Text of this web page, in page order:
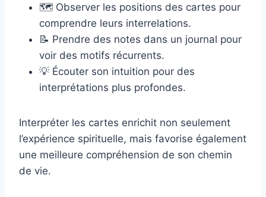
🗺️ Observer les positions des cartes pour
comprendre leurs interrelations.
📝 Prendre des notes dans un journal pour
voir des motifs récurrents.
💡 Écouter son intuition pour des
interprétations plus profondes.
Interpréter les cartes enrichit non seulement
l’expérience spirituelle, mais favorise également
une meilleure compréhension de son chemin
de vie.